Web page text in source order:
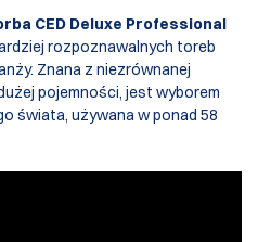
CED Deluxe Professional
rozpoznawalnych toreb
Znana z niezrównanej
pojemności, jest wyborem
świata, używana w ponad 58